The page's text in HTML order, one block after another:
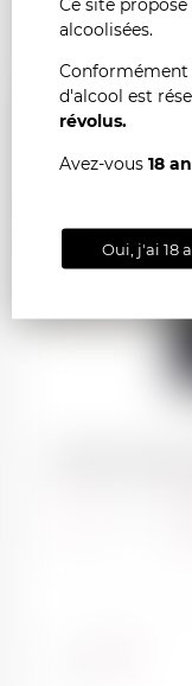
CHF 78.50
Ce site
alcoolisées.
Conformément
d'alcool est
révolus.
Avez-vous 18
Oui, j'ai 18